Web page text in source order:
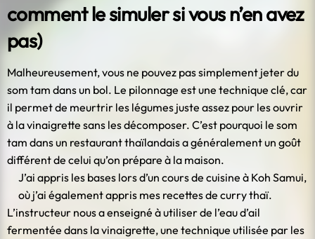
comment le simuler si vous n’en avez
pas)
Malheureusement, vous ne pouvez pas simplement jeter du
som tam dans un bol. Le pilonnage est une technique clé, car
il permet de meurtrir les légumes juste assez pour les ouvrir
à la vinaigrette sans les décomposer. C’est pourquoi le som
tam dans un restaurant thaïlandais a généralement un goût
différent de celui qu’on prépare à la maison.
J’ai appris les bases lors d’un cours de cuisine à Koh Samui,
où j’ai également appris mes recettes de curry thaï.
L’instructeur nous a enseigné à utiliser de l’eau d’ail
fermentée dans la vinaigrette, une technique utilisée par les